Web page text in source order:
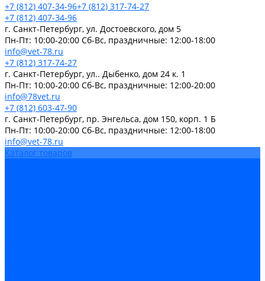
+7 (812) 407-34-96+7 (812) 317-74-27
+7 (812) 407-34-96
г. Санкт-Петербург, ул. Достоевского, дом 5
Пн-Пт: 10:00-20:00 Cб-Вс, праздничные: 12:00-18:00
info@vet-78.ru
+7 (812) 317-74-27
г. Санкт-Петербург, ул.. Дыбенко, дом 24 к. 1
Пн-Пт: 10:00-20:00 Cб-Вс, праздничные: 12:00-20:00
info@78vet.ru
+7 (812) 603-47-90
г. Санкт-Петербург, пр. Энгельса, дом 150, корп. 1 Б
Пн-Пт: 10:00-20:00 Cб-Вс, праздничные: 12:00-18:00
info@vet-78.ru
Каталог товаров